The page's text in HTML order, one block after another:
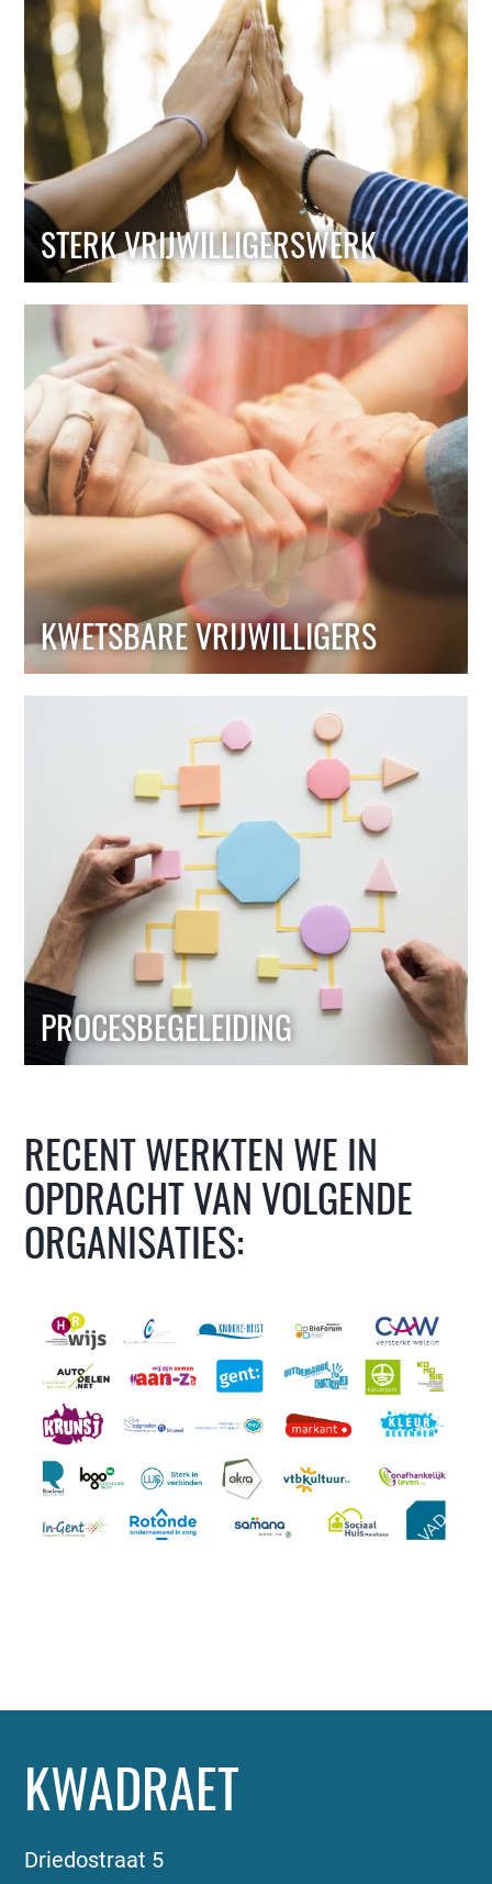
STERK VRIJWILLIGERSWERK
KWETSBARE VRIJWILLIGERS
PROCESBEGELEIDING
RECENT WERKTEN WE IN
OPDRACHT VAN VOLGENDE
ORGANISATIES:
KWADRAET
Driedostraat 5